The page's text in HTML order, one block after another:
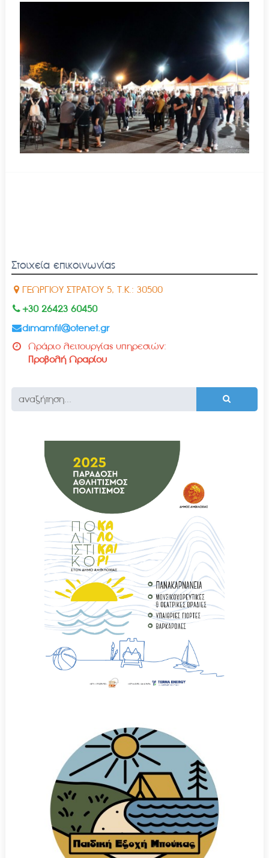
Στοιχεία επικοινωνίας
ΓΕΩΡΓΙΟΥ ΣΤΡΑΤΟΥ 5, Τ.Κ.: 30500
+30 26423 60450
dimamfil@otenet.gr
Ωράριο λειτουργίας υπηρεσιών:
Προβολή Ωραρίου